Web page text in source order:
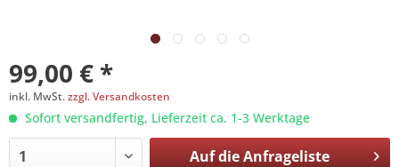
99,00 € *
inkl. MwSt.zzgl. Versandkosten
Sofort versandfertig, Lieferzeit ca. 1-3 Werktage
Auf dieAnfrageliste